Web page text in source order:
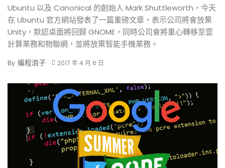
Ubuntu 以及 Canonical 的創始人 Mark Shuttleworth，今天
在 Ubuntu 官方網站發表了一篇重磅文章，表示公司將會放棄
Unity，默認桌面將回歸 GNOME，同時公司會將重心轉移至雲
計算業務和物聯網，並將放棄智能手機業務。
By 編程浪子 2017 年 4 月 6 日